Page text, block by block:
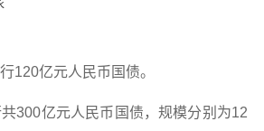
亿元人民币国债。
亿元人民币国债，规模分别为12